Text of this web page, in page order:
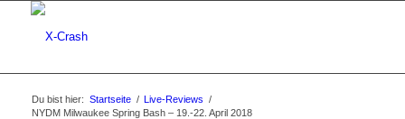
Du bist hier: Startseite / Live-Reviews /
NYDM Milwaukee Spring Bash – 19.-22. April 2018